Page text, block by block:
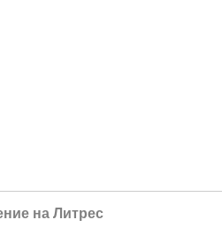
на Литрес